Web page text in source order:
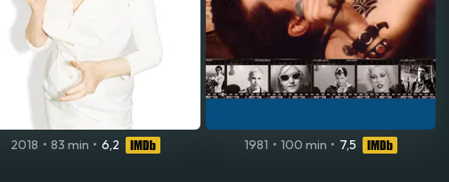
2018 • 83 min • 6,2 1981 • 100 min • 7,5